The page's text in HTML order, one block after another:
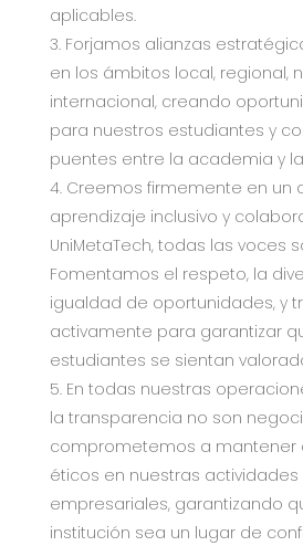
aplicables.
Forjamos alianzas
en los ámbitos local, regional,
internacional, creando
para nuestros estudiantes y
puentes entre la academia y
Creemos firmemente en un
aprendizaje inclusivo y
UniMetaTech, todas las voces
Fomentamos el respeto, la
igualdad de oportunidades, y
activamente para garantizar
estudiantes se sientan
En todas nuestras
la transparencia no son
comprometemos a mantener
éticos en nuestras
empresariales, garantizando
institución sea un lugar de